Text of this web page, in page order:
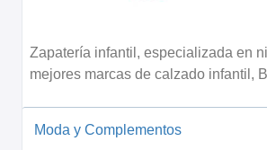
Zapatería infantil, especializada en
mejores marcas de calzado infantil,
Moda y Complementos